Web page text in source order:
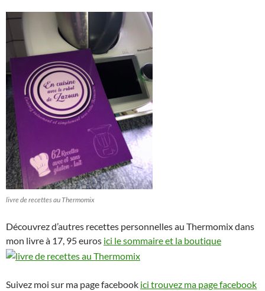
livre de recettes au Thermomix
Découvrez d’autres recettes personnelles au Thermomix dans
mon livre à 17, 95 euros ici le sommaire et la boutique
Suivez moi sur ma page facebook ici trouvez ma page facebook